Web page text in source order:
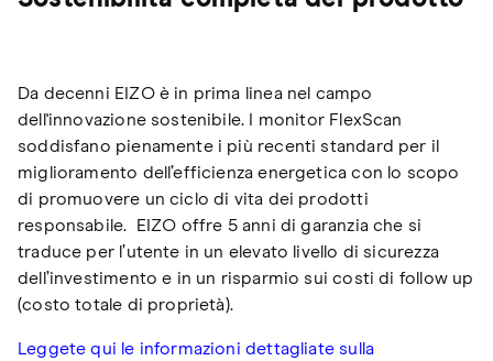
Da decenni EIZO è in prima linea nel campo
dell'innovazione sostenibile. I monitor FlexScan
soddisfano pienamente i più recenti standard per il
miglioramento dell’efficienza energetica con lo scopo
di promuovere un ciclo di vita dei prodotti
responsabile. EIZO offre 5 anni di garanzia che si
traduce per l’utente in un elevato livello di sicurezza
dell’investimento e in un risparmio sui costi di follow up
(costo totale di proprietà).
Leggete qui le informazioni dettagliate sulla